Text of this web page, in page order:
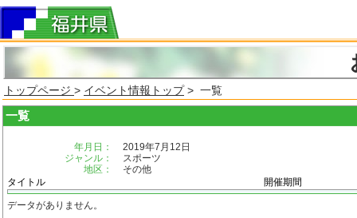
トップページ > イベント情報トップ> 一覧
一覧
年月日：
2019年7月12日
ジャンル：
スポーツ
地区：
その他
タイトル
開催期間
データがありません。